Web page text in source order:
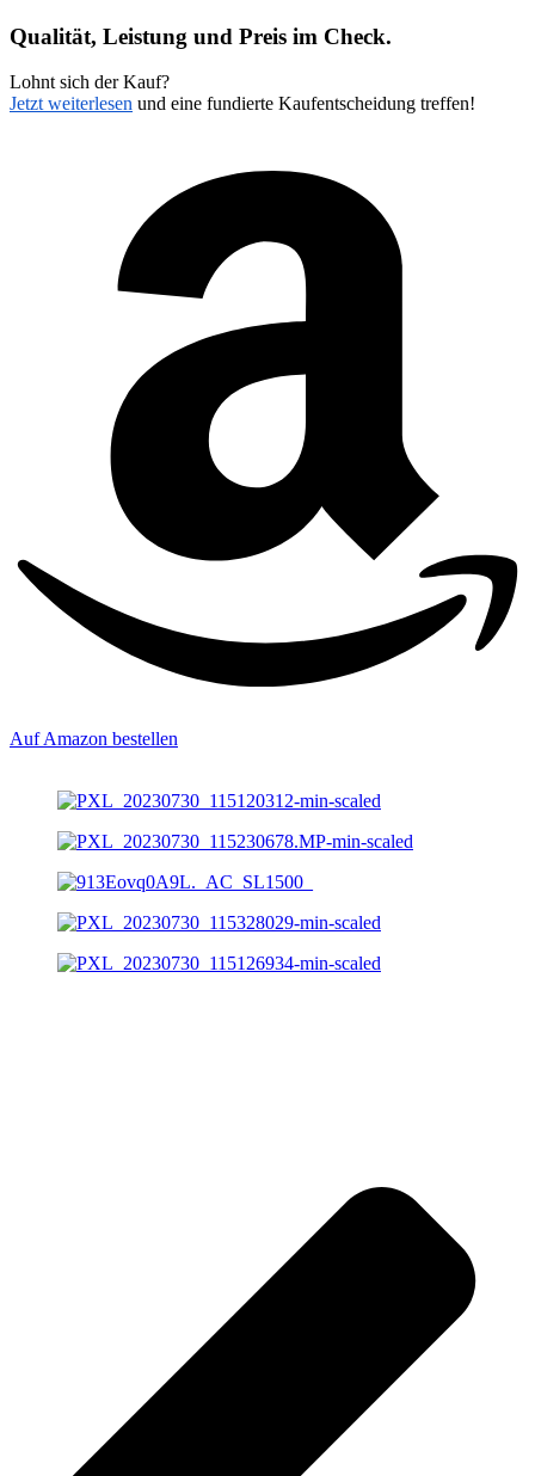
Qualität, Leistung und Preis im Check.
Lohnt sich der Kauf?
Jetzt weiterlesen und eine fundierte Kaufentscheidung treffen!
Auf Amazon bestellen